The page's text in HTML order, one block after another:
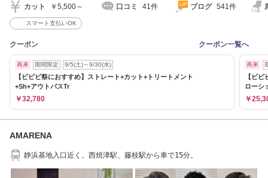
カット ￥5,500～ 口コミ 41件 ブログ 541件
スマート支払いOK
クーポン クーポン一覧へ
再来 期間限定 9/5(土)～9/30(水)
【ビビビ祭におすすめ】ストレート+カット+トリートメント
+Sh+アウトバスTr
￥32,780
再来
【ビ
ローシ
￥
AMARENA
静浜基地入口近く。西焼津駅、藤枝駅から車で15分。